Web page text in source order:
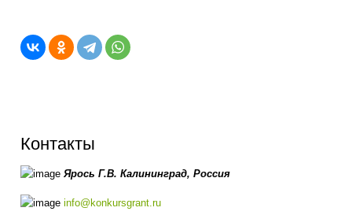
Контакты
Ярось Г.В.Калининград,Россия
info@konkursgrant.ru